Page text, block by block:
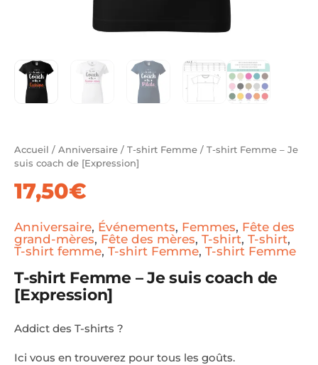
Accueil / Anniversaire / T-shirt Femme / T-shirt Femme – Je
suis coach de [Expression]
17,50€
Anniversaire, Événements, Femmes, Fête des
grand-mères, Fête des mères, T-shirt, T-shirt,
T-shirt femme, T-shirt Femme, T-shirt Femme
T-shirt Femme – Je suis coach de
[Expression]
Addict des T-shirts ?
Ici vous en trouverez pour tous les goûts.